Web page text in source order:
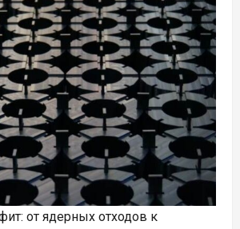
от ядерных отходов к